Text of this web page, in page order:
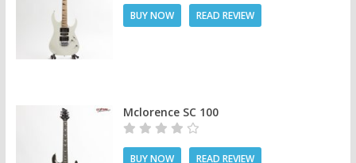
BUY NOW READ REVIEW
Mclorence SC 100
BUY NOW READ REVIEW